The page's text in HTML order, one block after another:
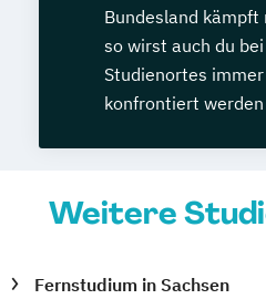
Bundesland
so wirst auch du
Studienortes
konfrontiert werden
Weitere
Fernstudium in Sachsen